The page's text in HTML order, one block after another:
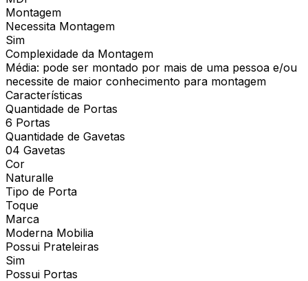
Montagem
Necessita Montagem
Sim
Complexidade da Montagem
Média: pode ser montado por mais de uma pessoa e/ou
necessite de maior conhecimento para montagem
Características
Quantidade de Portas
6 Portas
Quantidade de Gavetas
04 Gavetas
Cor
Naturalle
Tipo de Porta
Toque
Marca
Moderna Mobilia
Possui Prateleiras
Sim
Possui Portas